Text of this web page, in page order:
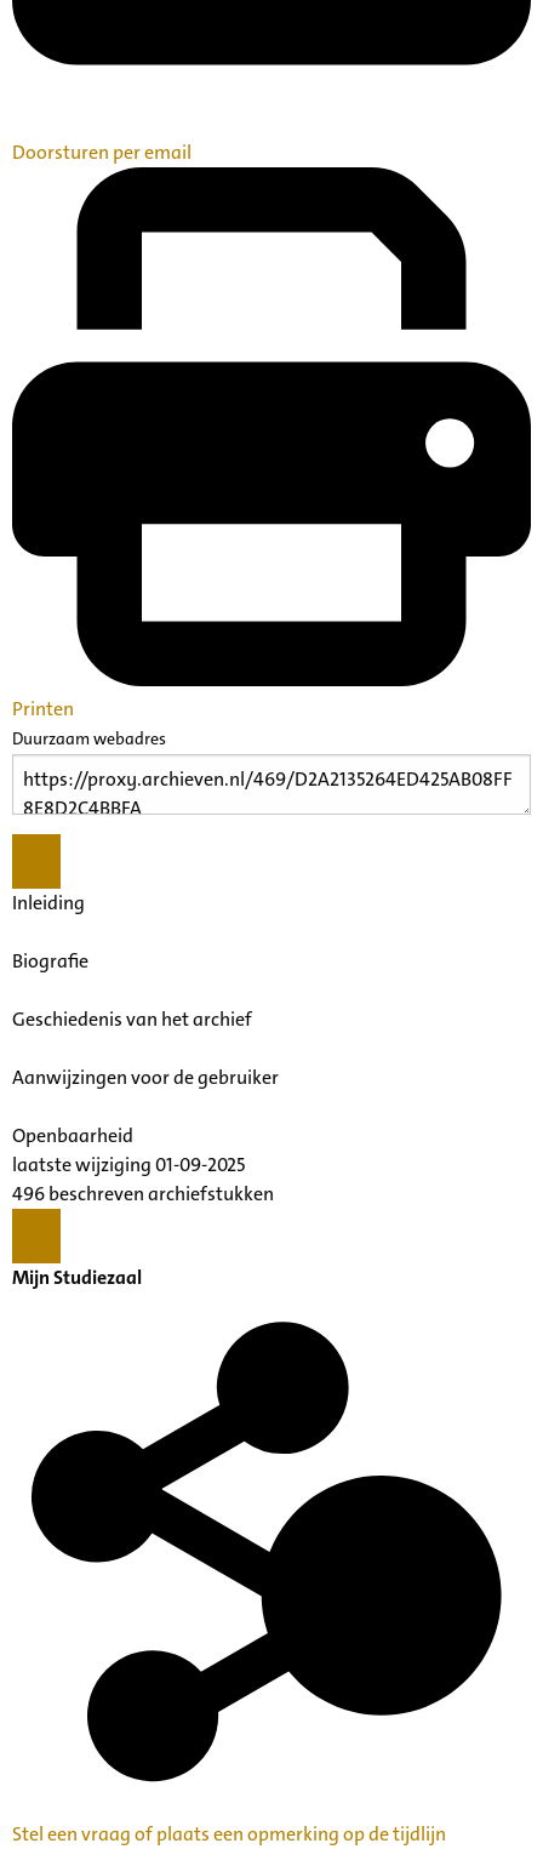
Doorsturen per email
Printen
Duurzaam webadres
Inleiding
Biografie
Geschiedenis van het archief
Aanwijzingen voor de gebruiker
Openbaarheid
laatste wijziging 01-09-2025
496 beschreven archiefstukken
Mijn Studiezaal
Stel een vraag of plaats een opmerking op de tijdlijn